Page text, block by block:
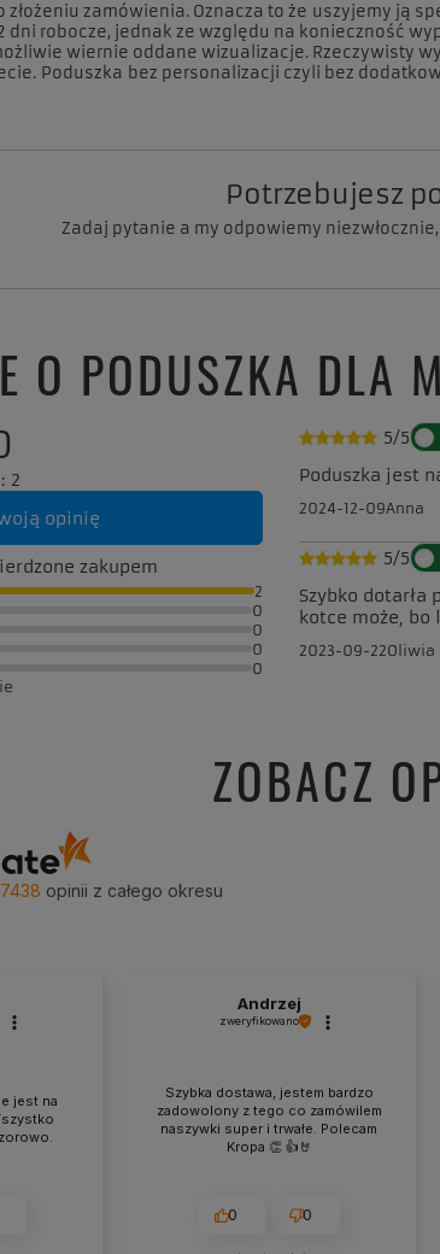
zamówienia. Oznacza to że uszyjemy ją
dni robocze, jednak ze względu na konieczność
wiernie oddane wizualizacje. Rzeczywisty
Poduszka bez personalizacji czyli bez
Potrzebujesz
Zadaj pytanie a my odpowiemy
O PODUSZKA DLA
2
opinię
zakupem
2
0
0
0
0
5/5
Poduszka jest
2024-12-09Anna
5/5
Szybko
kotce może, bo
2023-09-22Oliwia
ZOBACZ
7438 opinii z całego okresu
jest na
Andrzej
zweryfikowano
Szybka dostawa, jestem bardzo
zadowolony z tego co zamówilem
naszywki super i trwałe. Polecam
Kropa 👏 👍🤘
0 0